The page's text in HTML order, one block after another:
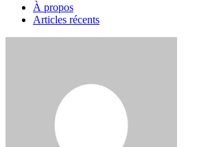
À propos
Articles récents